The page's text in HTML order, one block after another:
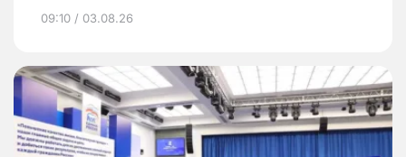
09:10 / 03.08.26